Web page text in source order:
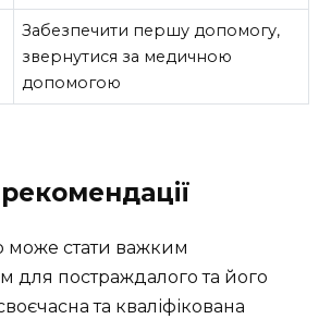
Забезпечити першу допомогу,
звернутися за медичною
допомогою
може стати важким
для постраждалого та його
та кваліфікована